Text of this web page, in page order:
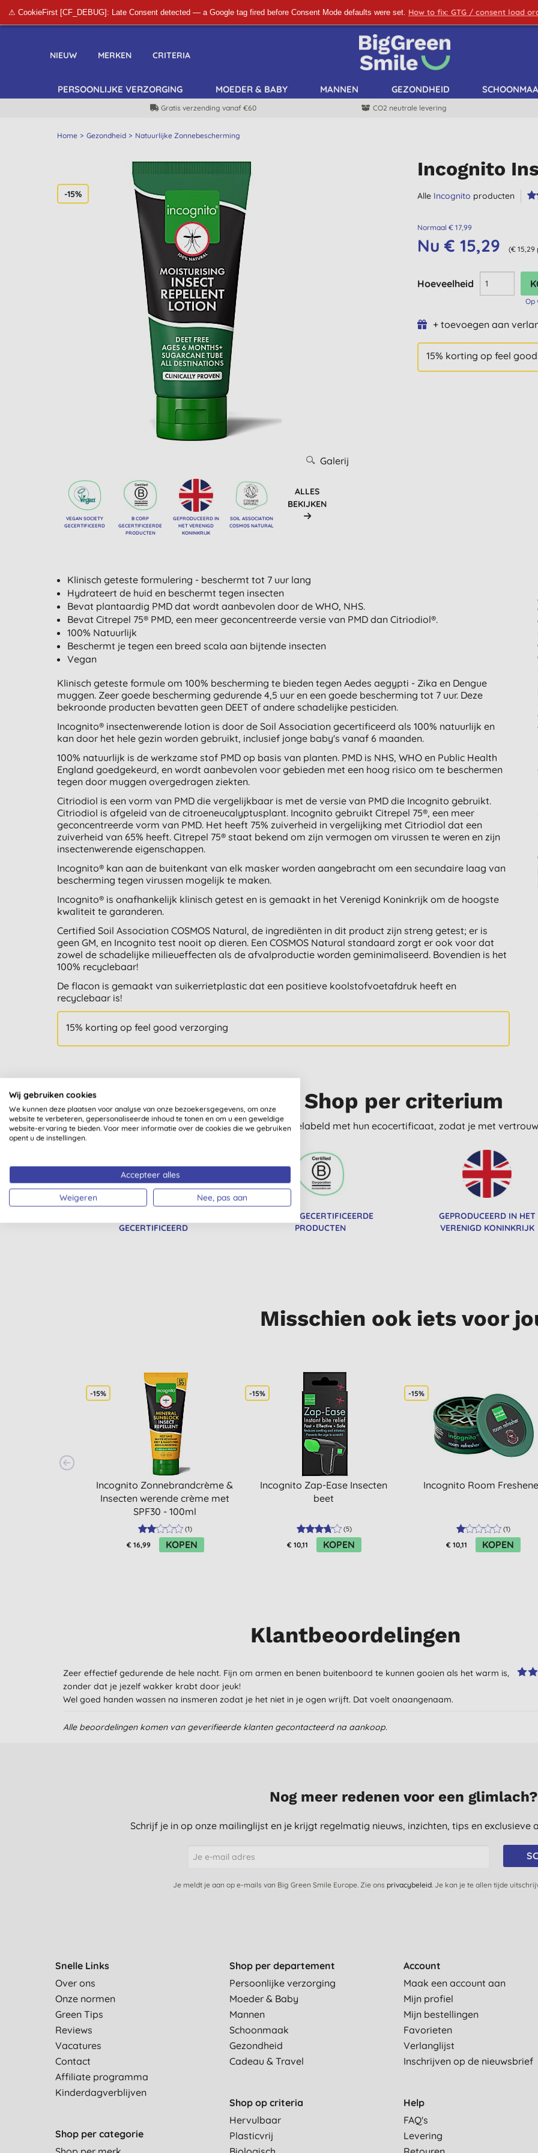
⚠ CookieFirst [CF_DEBUG]: Late Consent detected — a Google tag fired before Consent Mode defaults were set. How to fix: GTG / consent load
SCHRIJF ME IN!
NIEUW MERKEN CRITERIA
PERSOONLIJKE VERZORGING MOEDER & BABY MANNEN GEZONDHEID
Gratis verzending vanaf €60 CO2 neutrale levering
Home Gezondheid Natuurlijke Zonnebescherming
-15%
Galerij
VEGAN SOCIETY
GECERTIFICEERD
B CORP
GECERTIFICEERDE
PRODUCTEN
GEPRODUCEERD IN
HET VERENIGD
KONINKRIJK
SOIL ASSOCIATION
COSMOS NATURAL
ALLES
BEKIJKEN
Incognito
Alle Incognito producten
Normaal € 17,99
Nu € 15,29 (€ 15,29
Hoeveelheid
Op
+ toevoegen aan
15% korting op feel
Klinisch geteste formulering - beschermt tot 7 uur lang
Hydrateert de huid en beschermt tegen insecten
Bevat plantaardig PMD dat wordt aanbevolen door de WHO, NHS.
Bevat Citrepel 75® PMD, een meer geconcentreerde versie van PMD dan Citriodiol®.
100% Natuurlijk
Beschermt je tegen een breed scala aan bijtende insecten
Vegan
Klinisch geteste formule om 100% bescherming te bieden tegen Aedes aegypti - Zika en Dengue
muggen. Zeer goede bescherming gedurende 4,5 uur en een goede bescherming tot 7 uur. Deze
bekroonde producten bevatten geen DEET of andere schadelijke pesticiden.
Incognito® insectenwerende lotion is door de Soil Association gecertificeerd als 100% natuurlijk en
kan door het hele gezin worden gebruikt, inclusief jonge baby's vanaf 6 maanden.
100% natuurlijk is de werkzame stof PMD op basis van planten. PMD is NHS, WHO en Public Health
England goedgekeurd, en wordt aanbevolen voor gebieden met een hoog risico om te beschermen
tegen door muggen overgedragen ziekten.
Citriodiol is een vorm van PMD die vergelijkbaar is met de versie van PMD die Incognito gebruikt.
Citriodiol is afgeleid van de citroeneucalyptusplant. Incognito gebruikt Citrepel 75®, een meer
geconcentreerde vorm van PMD. Het heeft 75% zuiverheid in vergelijking met Citriodiol dat een
zuiverheid van 65% heeft. Citrepel 75® staat bekend om zijn vermogen om virussen te weren en zijn
insectenwerende eigenschappen.
Incognito® kan aan de buitenkant van elk masker worden aangebracht om een secundaire laag van
bescherming tegen virussen mogelijk te maken.
Incognito® is onafhankelijk klinisch getest en is gemaakt in het Verenigd Koninkrijk om de hoogste
kwaliteit te garanderen.
Certified Soil Association COSMOS Natural, de ingrediënten in dit product zijn streng getest; er is
geen GM, en Incognito test nooit op dieren. Een COSMOS Natural standaard zorgt er ook voor dat
zowel de schadelijke milieueffecten als de afvalproductie worden geminimaliseerd. Bovendien is het
100% recyclebaar!
De flacon is gemaakt van suikerrietplastic dat een positieve koolstofvoetafdruk heeft en
recyclebaar is!
15% korting op feel good verzorging
Shop per criterium
Al onze producten zijn duidelijk gelabeld met hun ecocertificaat, zodat je met
GECERTIFICEERD
B CORP GECERTIFICEERDE
PRODUCTEN
GEPRODUCEERD IN HET
VERENIGD KONINKRIJK
Misschien ook iets voor
-15%
Incognito Zonnebrandcrème &
Insecten werende crème met
SPF30 - 100ml
(1)
€ 16,99 KOPEN
-15%
Incognito Zap-Ease Insecten
beet
(5)
€ 10,11 KOPEN
-15%
Incognito Room
(1)
€ 10,11 KOPEN
Klantbeoordelingen
Zeer effectief gedurende de hele nacht. Fijn om armen en benen buitenboord te kunnen gooien als het warm is,
zonder dat je jezelf wakker krabt door jeuk!
Wel goed handen wassen na insmeren zodat je het niet in je ogen wrijft. Dat voelt onaangenaam.
Alle beoordelingen komen van geverifieerde klanten gecontacteerd na aankoop.
Nog meer redenen voor een glimlach?
Schrijf je in op onze mailinglijst en je krijgt regelmatig nieuws, inzichten, tips en exclusieve
Je meldt je aan op e-mails van Big Green Smile Europe. Zie ons privacybeleid. Je kan je te allen tijde
Snelle Links
Over ons
Onze normen
Green Tips
Reviews
Vacatures
Contact
Affiliate programma
Kinderdagverblijven
Shop per categorie
Shop per departement
Persoonlijke verzorging
Moeder & Baby
Mannen
Schoonmaak
Gezondheid
Cadeau & Travel
Shop op criteria
Hervulbaar
Plasticvrij
Account
Maak een account aan
Mijn profiel
Mijn bestellingen
Favorieten
Verlanglijst
Inschrijven op de nieuwsbrief
Help
FAQ's
Levering
Wij gebruiken cookies
We kunnen deze plaatsen voor analyse van onze bezoekersgegevens, om onze
website te verbeteren, gepersonaliseerde inhoud te tonen en om u een geweldige
website-ervaring te bieden. Voor meer informatie over de cookies die we gebruiken
opent u de instellingen.
Accepteer alles
Weigeren Nee, pas aan